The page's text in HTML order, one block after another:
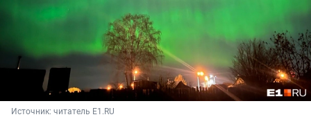
Источник: читатель E1.RU